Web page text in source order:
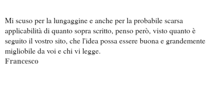
Mi scuso per la lungaggine e anche per la probabile scarsa
applicabilità di quanto sopra scritto, penso però, visto quanto è
seguito il vostro sito, che l'idea possa essere buona e grandemente
migliobile da voi e chi vi legge.
Francesco